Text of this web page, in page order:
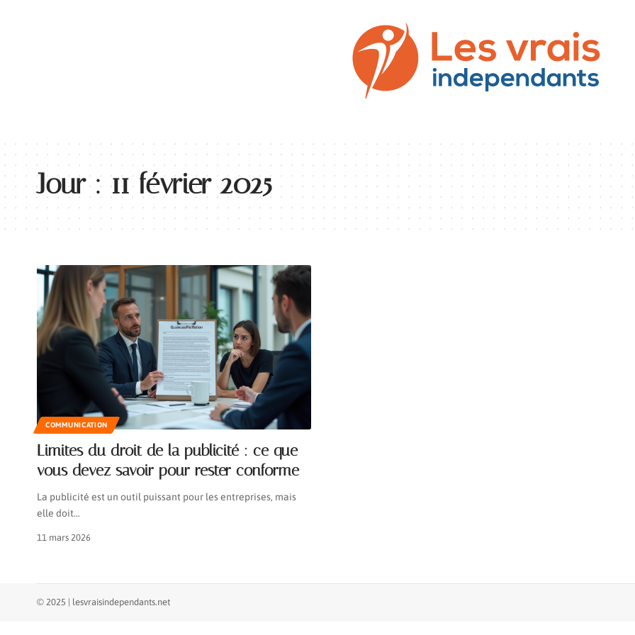
Jour : 11 février 2025
COMMUNICATION
Limites du droit de la publicité : ce que
vous devez savoir pour rester conforme
La publicité est un outil puissant pour les entreprises, mais
elle doit…
11 mars 2026
© 2025 | lesvraisindependants.net